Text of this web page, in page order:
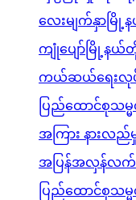
လေးမျက်နှာမြို့
ကျုံပျော်မြို့နယ်
ကယ်ဆယ်ရေးလုပ်
ပြည်ထောင်စုသမ္
အကြား နားလည်မှု
အပြန်အလှန်လ
ပြည်ထောင်စုသမ္